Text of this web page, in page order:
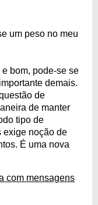
um peso no meu
bom, pode-se se
demais.
de
de manter
tipo de
exige noção de
É uma nova
com mensagens